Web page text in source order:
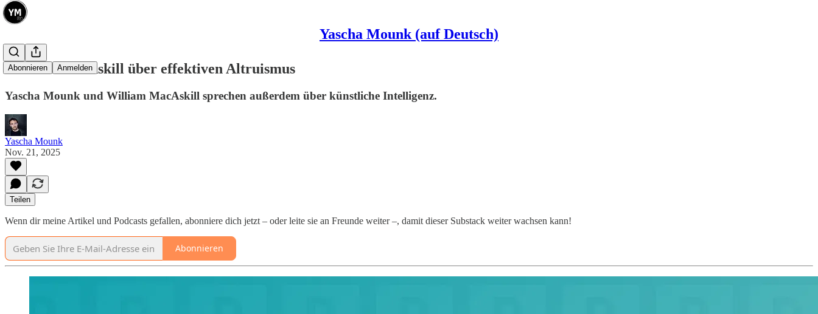
Yascha Mounk (auf Deutsch)
Abonnieren Anmelden
William MacAskill über effektiven Altruismus
Yascha Mounk und William MacAskill sprechen außerdem über künstliche Intelligenz.
Yascha Mounk
Nov. 21, 2025
Teilen
Wenn dir meine Artikel und Podcasts gefallen, abonniere dich jetzt – oder leite sie an Freunde weiter –, damit dieser Substack weiter wachsen kann!
Abonnieren